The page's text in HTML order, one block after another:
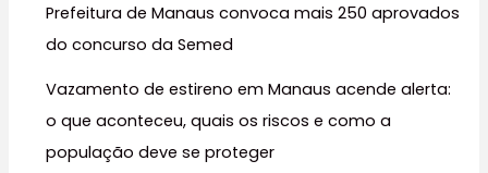
Prefeitura de Manaus convoca mais 250 aprovados
do concurso da Semed
Vazamento de estireno em Manaus acende alerta:
o que aconteceu, quais os riscos e como a
população deve se proteger